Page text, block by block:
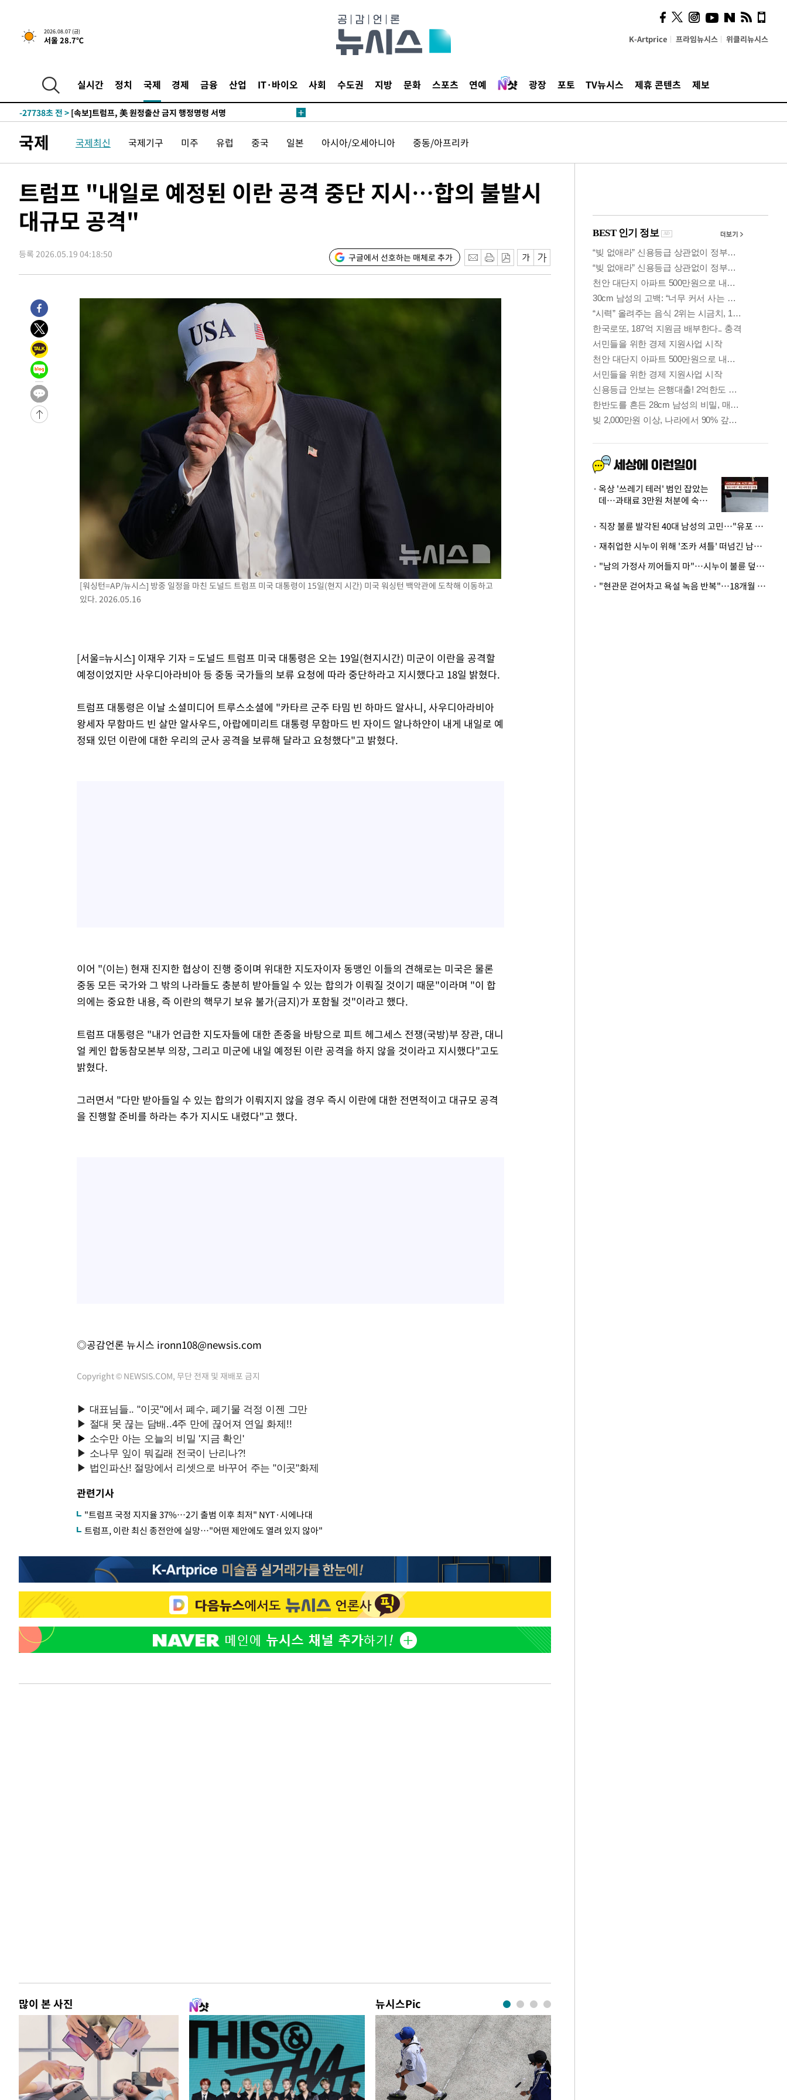
2026.08.07 (금)
서울 28.7℃ K-Artprice 프라임뉴시스 위클리뉴시스
실시간 정치 국제 경제 금융 산업 IT·바이오 사회 수도권 지방 문화 스포츠 연예 광장 포토 TV뉴시스 제휴 콘텐츠 제보
-25458초 전 >[속보] 뉴욕증시, 일제 하락 마감…나스닥 0.06%↓
례 큰 폭발음
-29587초 전 >
[속보]美, 폴리실리콘 수입 규제…파생제품 15% 관세, 120일 후
-27738초 전 >
-25438초 전 > [속보] 뉴욕증시, 일제 하락 마감…나스닥 0.06%↓
례 큰 폭발음
-29607초 전 >
[속보]美, 폴리실리콘 수입 규제…파생제품 15% 관세, 120일 후
-27758초 전 >[속보]트럼프, 美 원정출산 금지 행정명령 서명
국제 국제최신 국제기구 미주 유럽 중국 일본 아시아/오세아니아 중동/아프리카
트럼프 "내일로 예정된 이란 공격 중단 지시…합의 불발시
대규모 공격"
등록 2026.05.19 04:18:50 구글에서 선호하는 매체로 추가
[워싱턴=AP/뉴시스] 방중 일정을 마친 도널드 트럼프 미국 대통령이 15일(현지 시간) 미국 워싱턴 백악관에 도착해 이동하고
있다. 2026.05.16
[서울=뉴시스] 이재우 기자 = 도널드 트럼프 미국 대통령은 오는 19일(현지시간) 미군이 이란을 공격할
예정이었지만 사우디아라비아 등 중동 국가들의 보류 요청에 따라 중단하라고 지시했다고 18일 밝혔다.
트럼프 대통령은 이날 소셜미디어 트루스소셜에 "카타르 군주 타밈 빈 하마드 알사니, 사우디아라비아
왕세자 무함마드 빈 살만 알사우드, 아랍에미리트 대통령 무함마드 빈 자이드 알나하얀이 내게 내일로 예
정돼 있던 이란에 대한 우리의 군사 공격을 보류해 달라고 요청했다"고 밝혔다.
이어 "(이는) 현재 진지한 협상이 진행 중이며 위대한 지도자이자 동맹인 이들의 견해로는 미국은 물론
중동 모든 국가와 그 밖의 나라들도 충분히 받아들일 수 있는 합의가 이뤄질 것이기 때문"이라며 "이 합
의에는 중요한 내용, 즉 이란의 핵무기 보유 불가(금지)가 포함될 것"이라고 했다.
트럼프 대통령은 "내가 언급한 지도자들에 대한 존중을 바탕으로 피트 헤그세스 전쟁(국방)부 장관, 대니
얼 케인 합동참모본부 의장, 그리고 미군에 내일 예정된 이란 공격을 하지 않을 것이라고 지시했다"고도
밝혔다.
그러면서 "다만 받아들일 수 있는 합의가 이뤄지지 않을 경우 즉시 이란에 대한 전면적이고 대규모 공격
을 진행할 준비를 하라는 추가 지시도 내렸다"고 했다.
◎공감언론 뉴시스 ironn108@newsis.com
Copyright © NEWSIS.COM, 무단 전재 및 재배포 금지
관련기사
"트럼프 국정 지지율 37%…2기 출범 이후 최저" NYT·시에나대
트럼프, 이란 최신 종전안에 실망…"어떤 제안에도 열려 있지 않아"
많이 본 사진 뉴시스Pic
의견, 국토부·LH에 충실히
전달할 것"
옥상 '쓰레기 테러' 범인 잡았는
데…과태료 3만원 처분에 숙박업
· 직장 불륜 발각된 40대 남성의 고민…"유포 동료 명예훼손·협박죄 고소 가능할까"
· 재취업한 시누이 위해 '조카 셔틀' 떠넘긴 남편…아내 "난 못한다"
· "남의 가정사 끼어들지 마"…시누이 불륜 덮으려는 남편에 억울한 아내
· "현관문 걷어차고 욕설 녹음 반복"…18개월 아기 키우는 집 뒤흔든 '앞집의 비극'